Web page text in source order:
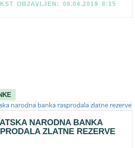
OBJAVLJEN: 08.04.2019 8:15
NARODNA BANKA
ZLATNE REZERVE